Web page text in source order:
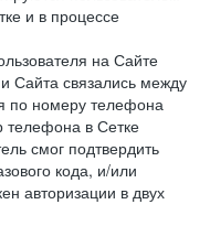
и в процессе
на Сайте
Сайта связались между
по номеру телефона
телефона в Сетке
смог подтвердить
кода, и/или
авторизации в двух